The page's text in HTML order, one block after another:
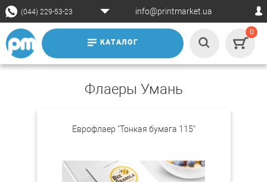
(044) 229-53-23 info@printmarket.ua
КАТАЛОГ
0
Флаеры Умань
Еврофлаер "Тонкая бумага 115"